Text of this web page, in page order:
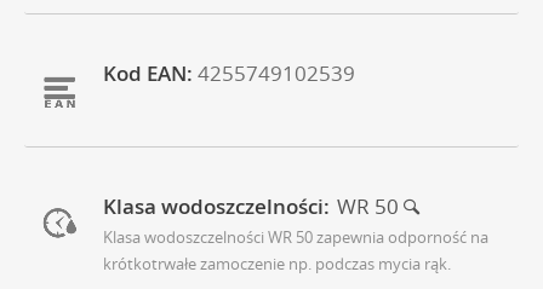
Kod EAN: 4255749102539
Klasa wodoszczelności: WR 50
Klasa wodoszczelności WR 50 zapewnia odporność na
krótkotrwałe zamoczenie np. podczas mycia rąk.